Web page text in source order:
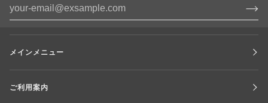
メインメニュー
ご利用案内